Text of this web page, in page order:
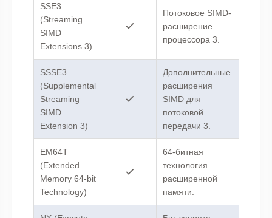
SSE3
(Streaming
SIMD
Extensions 3)
Потоковое SIMD-
расширение
процессора 3.
SSSE3
(Supplemental
Streaming
SIMD
Extension 3)
Дополнительные
расширения
SIMD для
потоковой
передачи 3.
EM64T
(Extended
Memory 64-bit
Technology)
64-битная
технология
расширенной
памяти.